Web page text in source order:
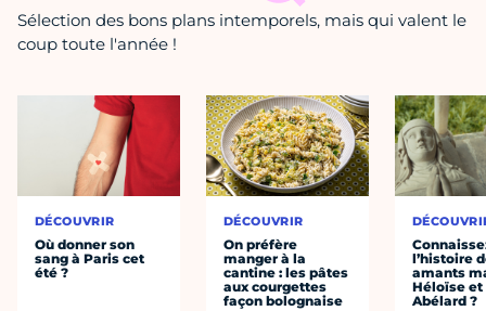
Sélection des bons plans intemporels, mais qui valent le
coup toute l'année !
DÉCOUVRIR
Où donner son
sang à Paris cet
été ?
DÉCOUVRIR
On préfère
manger à la
cantine : les pâtes
aux courgettes
façon bolognaise
l’histoire
amants
Héloïse et
Abélard ?